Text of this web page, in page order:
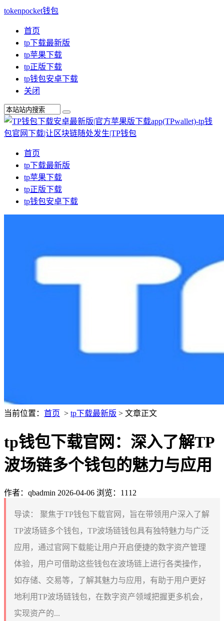
tokenpocket钱包
首页
tp下载最新版
tp苹果下载
tp正版下载
tp钱包安卓下载
关闭
首页
tp下载最新版
tp苹果下载
tp正版下载
tp钱包安卓下载
当前位置： 首页 > tp下载最新版 > 文章正文
tp钱包下载官网：深入了解TP
波场链多个钱包的魅力与应用
作者：qbadmin 2026-04-06 浏览：1112
导读：
聚焦于TP钱包下载官网，旨在带领用户深入了解
TP波场链多个钱包，TP波场链钱包具有独特魅力与广泛
应用，通过官网下载能让用户开启便捷的数字资产管理
体验，用户可借助这些钱包在波场链上进行各类操作，
如存储、交易等，了解其魅力与应用，有助于用户更好
地利用TP波场链钱包，在数字资产领域把握更多机会，
实现资产的...